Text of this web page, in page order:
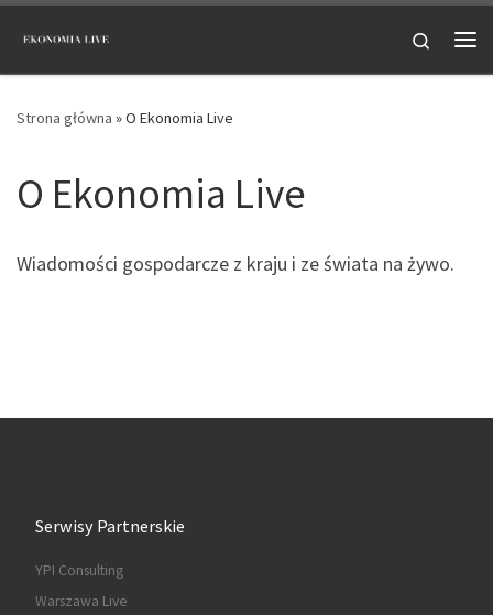
Przejdź do treści
Search
Strona główna »O Ekonomia Live
O Ekonomia Live
Wiadomości gospodarcze z kraju i ze świata na żywo.
Serwisy Partnerskie
YPI Consulting
Warszawa Live